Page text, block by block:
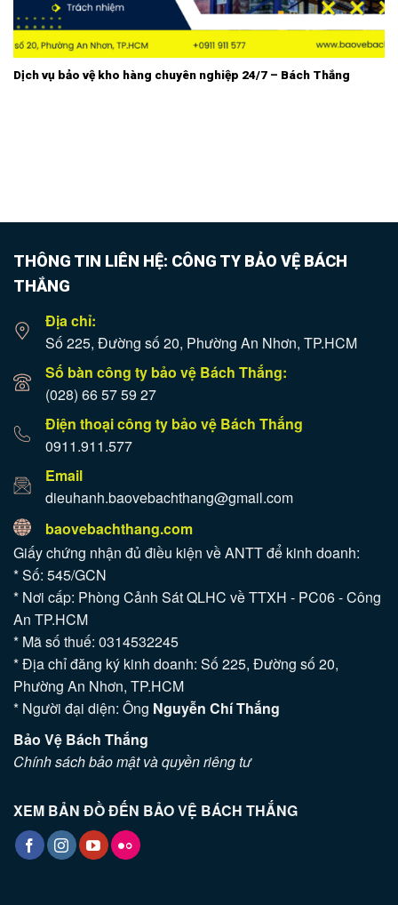
Dịch vụ bảo vệ kho hàng chuyên nghiệp 24/7 – Bách Thắng
THÔNG TIN LIÊN HỆ: CÔNG TY BẢO VỆ BÁCH
THẮNG
Địa chỉ:
Số 225, Đường số 20, Phường An Nhơn, TP.HCM
Số bàn công ty bảo vệ Bách Thắng:
(028) 66 57 59 27
Điện thoại công ty bảo vệ Bách Thắng
0911.911.577
Email
dieuhanh.baovebachthang@gmail.com
baovebachthang.com
Giấy chứng nhận đủ điều kiện về ANTT để kinh doanh:
* Số: 545/GCN
* Nơi cấp: Phòng Cảnh Sát QLHC về TTXH - PC06 - Công
An TP.HCM
* Mã số thuế: 0314532245
* Địa chỉ đăng ký kinh doanh: Số 225, Đường số 20,
Phường An Nhơn, TP.HCM
* Người đại diện: Ông Nguyễn Chí Thắng
Bảo Vệ Bách Thắng
Chính sách bảo mật và quyền riêng tư
XEM BẢN ĐỒ ĐẾN BẢO VỆ BÁCH THẮNG